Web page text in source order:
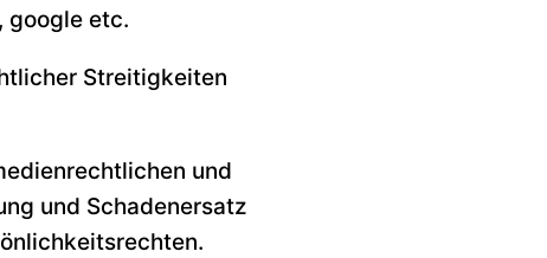
google etc.
Streitigkeiten
und
und Schadenersatz